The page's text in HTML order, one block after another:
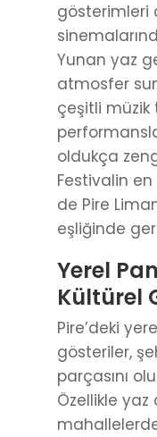
gösterimleri
Yunan yaz
atmosfer
çeşitli müzik
oldukça
Festivalin
de Pire
eşliğinde
Yerel
Kültürel
Pire’deki
gösteriler,
parçasını
Özellikle yaz